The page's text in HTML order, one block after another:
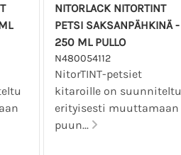
NITORLACK NITORTINT
PETSI SAKSANPÄHKINÄ -
250 ML PULLO
N480054112
NitorTINT-petsiet
kitaroille on suunniteltu
erityisesti muuttamaan
puun...